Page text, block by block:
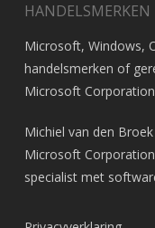
HANDELSMERKEN
Microsoft, Windows,
handelsmerken of
Microsoft Corporation
Michiel van den
Microsoft
specialist met